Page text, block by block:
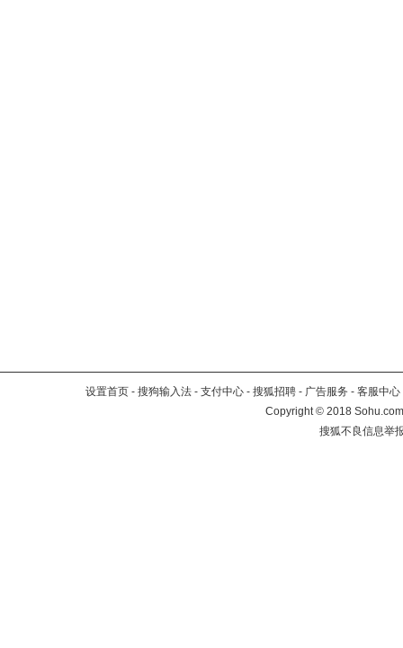
设置首页 - 搜狗输入法 - 支付中心 - 搜狐招聘 - 广告服务 - 客服中心
Copyright©2018
搜狐不良信息举